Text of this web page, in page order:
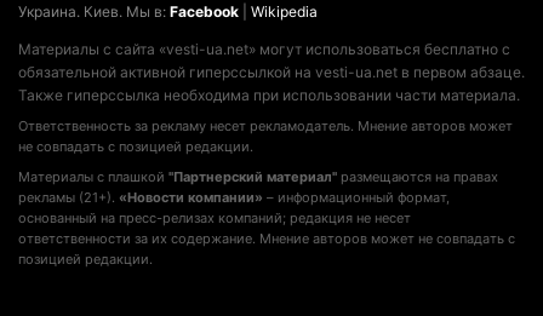
Украина. Киев. Мы в: Facebook Wikipedia
Материалы с сайта «vesti-ua.net» могут использоваться бесплатно с
обязательной активной гиперссылкой на vesti-ua.net в первом абзаце.
Также гиперссылка необходима при использовании части материала.
Ответственность за рекламу несет рекламодатель. Мнение авторов может
не совпадать с позицией редакции.
Материалы с плашкой "Партнерский материал" размещаются на правах
рекламы (21+). «Новости компании» – информационный формат,
основанный на пресс-релизах компаний; редакция не несет
ответственности за их содержание. Мнение авторов может не совпадать с
позицией редакции.